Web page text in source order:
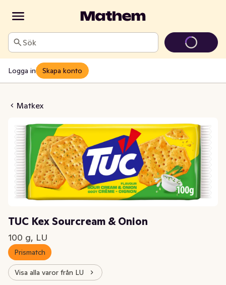
Sök
Logga in Skapa konto
Matkex& Onion
TUC Kex Sourcream & Onion
100 g, LU
Prismatch
Visa alla varor från LU